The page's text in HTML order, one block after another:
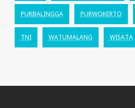
PURBALINGGA PURWOKERTO
TNI WATUMALANG WISATA